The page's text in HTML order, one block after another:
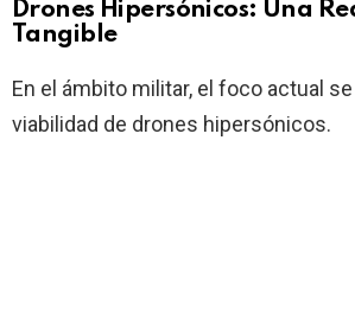
Drones Hipersónicos: Una
Tangible
En el ámbito militar, el foco actual
viabilidad de drones hipersónicos.